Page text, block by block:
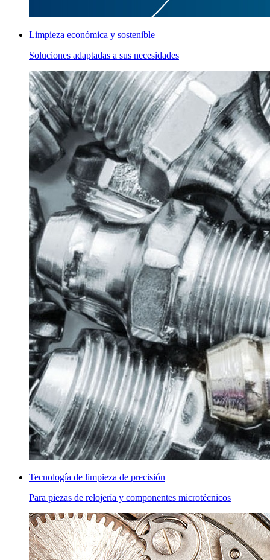
Limpieza económica y sostenible
Soluciones adaptadas a sus necesidades
Tecnología de limpieza de precisión
Para piezas de relojería y componentes microtécnicos